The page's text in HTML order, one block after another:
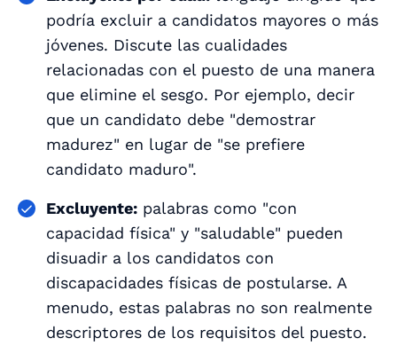
podría excluir a candidatos mayores o más
jóvenes. Discute las cualidades
relacionadas con el puesto de una manera
que elimine el sesgo. Por ejemplo, decir
que un candidato debe "demostrar
madurez" en lugar de "se prefiere
candidato maduro".
Excluyente: palabras como "con
capacidad física" y "saludable" pueden
disuadir a los candidatos con
discapacidades físicas de postularse. A
menudo, estas palabras no son realmente
descriptores de los requisitos del puesto.